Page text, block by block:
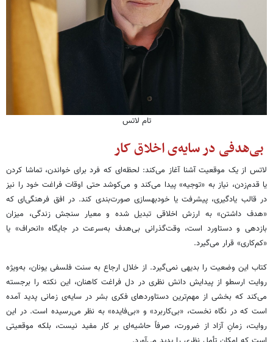
تام لاتس
بی‌هدفی در سایه‌ی اخلاق کار
لاتس از یک موقعیت آشنا آغاز می‌کند: لحظه‌ای که فرد برای خواندن، تماشا کردن
یا قدم‌زدن، نیاز به «توجیه» پیدا می‌کند و می‌کوشد حتی اوقات فراغت خود را نیز
در قالب یادگیری، پیشرفت یا خودبهسازی صورت‌بندی کند. در افق فرهنگی‌ای که
«هدف داشتن» به ارزش اخلاقی تبدیل شده و معیار سنجش زندگی، میزان
بازدهی و دستاورد است، وقت‌گذرانی بی‌هدف به‌سرعت در جایگاه «انحراف» یا
«کم‌کاری» قرار می‌گیرد.
کتاب این وضعیت را بدیهی نمی‌گیرد. از خلال ارجاع به سنت فلسفی یونان، به‌ویژه
روایت ارسطو از پیدایش دانش نظری در دل فراغت کاهنان، این نکته را برجسته
می‌کند که بخشی از مهم‌ترین دستاوردهای فکری بشر در سایه‌ی زمانی پدید آمده
است که در نگاه نخست، «بی‌کاربرد» و «بی‌فایده» به نظر می‌رسیده است. در این
روایت، زمانِ آزاد از ضرورت، صرفاً حاشیه‌ای بر کار مفید نیست، بلکه موقعیتی